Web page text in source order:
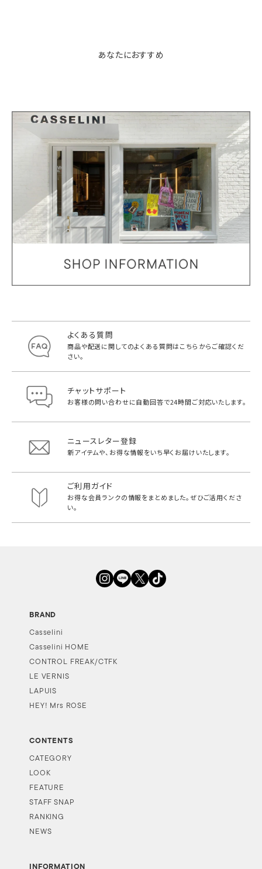
あなたにおすすめ
よくある質問
商品や配送に関してのよくある質問はこちらからご確認くだ
さい。
チャットサポート
お客様の問い合わせに自動回答で24時間ご対応いたします。
ニュースレター登録
新アイテムや、お得な情報をいち早く お届けいたします。
ご利用ガイド
お得な会員ランクの情報をまとめました。ぜひご活用くださ
い。
BRAND
Casselini
Casselini HOME
CONTROL FREAK/CTFK
LE VERNIS
LAPUIS
HEY! Mrs ROSE
CONTENTS
CATEGORY
LOOK
FEATURE
STAFF SNAP
RANKING
NEWS
INFORMATION